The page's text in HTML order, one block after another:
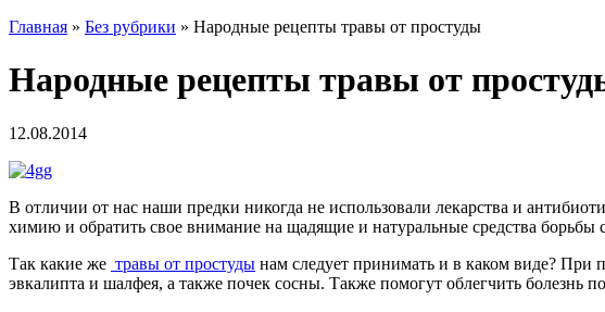
Главная » Без рубрики » Народные рецепты травы от простуды
Народные рецепты травы от
12.08.2014
В отличии от нас наши предки никогда не использовали лекарства и
химию и обратить свое внимание на щадящие и натуральные средства борьбы
Так какие же травы от простуды нам следует принимать и в каком виде? При
эвкалипта и шалфея, а также почек сосны. Также помогут облегчить